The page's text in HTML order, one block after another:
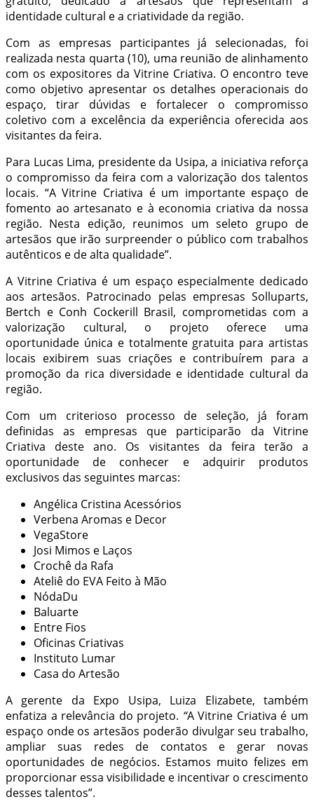
identidade cultural e a criatividade da região.
Com as empresas participantes já selecionadas, foi
realizada nesta quarta (10), uma reunião de alinhamento
com os expositores da Vitrine Criativa. O encontro teve
como objetivo apresentar os detalhes operacionais do
espaço, tirar dúvidas e fortalecer o compromisso
coletivo com a excelência da experiência oferecida aos
visitantes da feira.
Para Lucas Lima, presidente da Usipa, a iniciativa reforça
o compromisso da feira com a valorização dos talentos
locais. “A Vitrine Criativa é um importante espaço de
fomento ao artesanato e à economia criativa da nossa
região. Nesta edição, reunimos um seleto grupo de
artesãos que irão surpreender o público com trabalhos
autênticos e de alta qualidade”.
A Vitrine Criativa é um espaço especialmente dedicado
aos artesãos. Patrocinado pelas empresas Solluparts,
Bertch e Conh Cockerill Brasil, comprometidas com a
valorização cultural, o projeto oferece uma
oportunidade única e totalmente gratuita para artistas
locais exibirem suas criações e contribuírem para a
promoção da rica diversidade e identidade cultural da
região.
Com um criterioso processo de seleção, já foram
definidas as empresas que participarão da Vitrine
Criativa deste ano. Os visitantes da feira terão a
oportunidade de conhecer e adquirir produtos
exclusivos das seguintes marcas:
Angélica Cristina Acessórios
Verbena Aromas e Decor
VegaStore
Josi Mimos e Laços
Crochê da Rafa
Ateliê do EVA Feito à Mão
NódaDu
Baluarte
Entre Fios
Oficinas Criativas
Instituto Lumar
Casa do Artesão
A gerente da Expo Usipa, Luiza Elizabete, também
enfatiza a relevância do projeto. “A Vitrine Criativa é um
espaço onde os artesãos poderão divulgar seu trabalho,
ampliar suas redes de contatos e gerar novas
oportunidades de negócios. Estamos muito felizes em
proporcionar essa visibilidade e incentivar o crescimento
desses talentos”.